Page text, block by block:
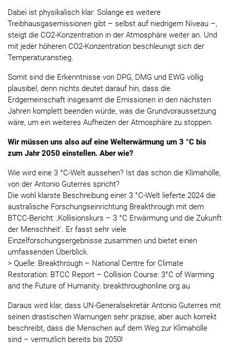
Dabei ist physikalisch klar: Solange es weitere
Treibhausgasemissionen gibt – selbst auf niedrigem Niveau –,
steigt die CO2-Konzentration in der Atmosphäre weiter an. Und
mit jeder höheren CO2-Konzentration beschleunigt sich der
Temperaturanstieg.
Somit sind die Erkenntnisse von DPG, DMG und EWG völlig
plausibel, denn nichts deutet darauf hin, dass die
Erdgemeinschaft insgesamt die Emissionen in den nächsten
Jahren komplett beenden würde, was die Grundvoraussetzung
wäre, um ein weiteres Aufheizen der Atmosphäre zu stoppen.
Wir müssen uns also auf eine Welterwärmung um 3 °C bis
zum Jahr 2050 einstellen. Aber wie?
Wie wird eine 3 °C-Welt aussehen? Ist das schon die Klimahölle,
von der Antonio Guterres spricht?
Die wohl klarste Beschreibung einer 3 °C-Welt lieferte 2024 die
australische Forschungseinrichtung Breakthrough mit dem
BTCC-Bericht: ‚Kollisionskurs – 3 °C Erwärmung und die Zukunft
der Menschheit‘. Er fasst sehr viele
Einzelforschungsergebnisse zusammen und bietet einen
umfassenden Überblick.
> Quelle: Breakthrough – National Centre for Climate
Restoration: BTCC Report – Collision Course: 3°C of Warming
and the Future of Humanity. breakthroughonline.org.au
Daraus wird klar, dass UN-Generalsekretär Antonio Guterres mit
seinen drastischen Warnungen sehr präzise, aber auch korrekt
beschreibt, dass die Menschen auf dem Weg zur Klimahölle
sind – vermutlich bereits bis 2050!